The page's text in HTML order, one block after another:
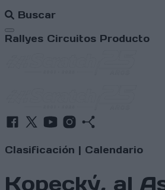
Buscar
Abrir menú
Rallyes Circuitos Producto
Clasificación | Calendario
Kopecký, al